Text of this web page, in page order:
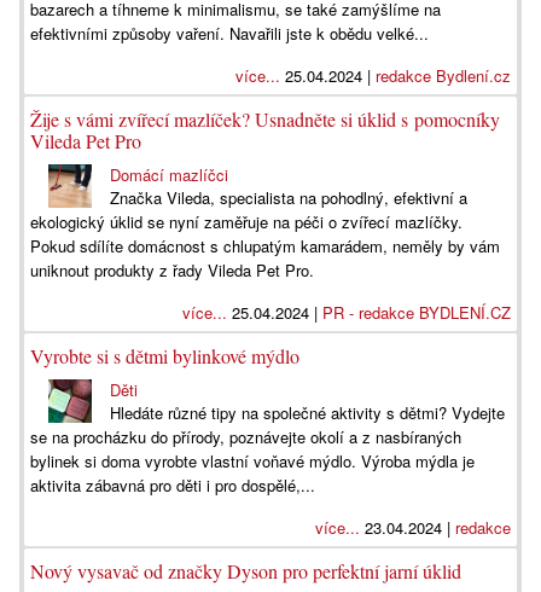
bazarech a tíhneme k minimalismu, se také zamýšlíme na
efektivními způsoby vaření. Navařili jste k obědu velké...
více... 25.04.2024 | redakce Bydlení.cz
Žije s vámi zvířecí mazlíček? Usnadněte si úklid s pomocníky
Vileda Pet Pro
Domácí mazlíčci
Značka Vileda, specialista na pohodlný, efektivní a
ekologický úklid se nyní zaměřuje na péči o zvířecí mazlíčky.
Pokud sdílíte domácnost s chlupatým kamarádem, neměly by vám
uniknout produkty z řady Vileda Pet Pro.
více... 25.04.2024 | PR - redakce BYDLENÍ.CZ
Vyrobte si s dětmi bylinkové mýdlo
Děti
Hledáte různé tipy na společné aktivity s dětmi? Vydejte
se na procházku do přírody, poznávejte okolí a z nasbíraných
bylinek si doma vyrobte vlastní voňavé mýdlo. Výroba mýdla je
aktivita zábavná pro děti i pro dospělé,...
více... 23.04.2024 | redakce
Nový vysavač od značky Dyson pro perfektní jarní úklid